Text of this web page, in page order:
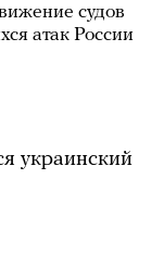
судов
атак России
украинский